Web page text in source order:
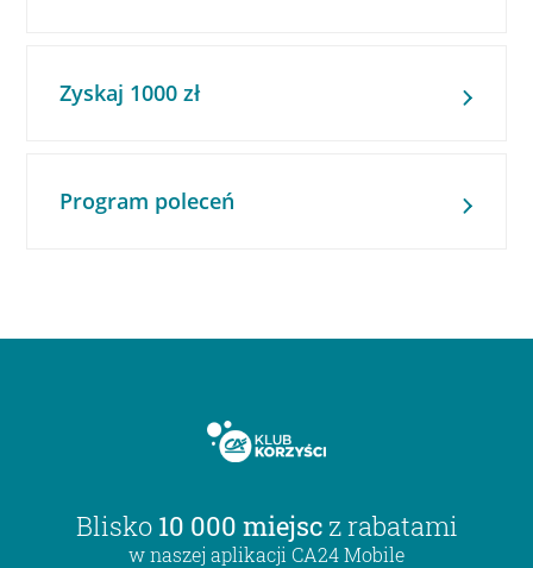
Zyskaj 1000 zł
Program poleceń
Blisko 10 000 miejsc z rabatami
w naszej aplikacji CA24 Mobile